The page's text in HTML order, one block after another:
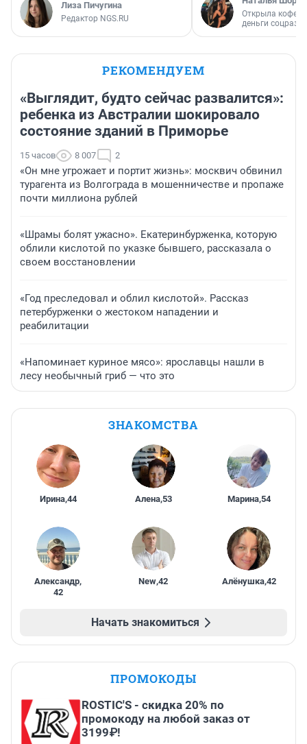
Лиза Пичугина
Редактор NGS.RU
Открыла
деньги
РЕКОМЕНДУЕМ
«Выглядит, будто сейчас развалится»:
ребенка из Австралии шокировало
состояние зданий в Приморье
15 часов 8 007 2
«Он мне угрожает и портит жизнь»: москвич обвинил
турагента из Волгограда в мошенничестве и пропаже
почти миллиона рублей
«Шрамы болят ужасно». Екатеринбурженка, которую
облили кислотой по указке бывшего, рассказала о
своем восстановлении
«Год преследовал и облил кислотой». Рассказ
петербурженки о жестоком нападении и
реабилитации
«Напоминает куриное мясо»: ярославцы нашли в
лесу необычный гриб — что это
ЗНАКОМСТВА
Ирина,44 Алена,53 Марина,54
Александр,
42
New,42 Алёнушка,42
Начать знакомиться
ПРОМОКОДЫ
ROSTIC'S - скидка 20% по
промокоду на любой заказ от
3199₽!